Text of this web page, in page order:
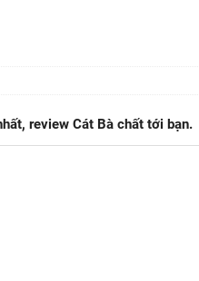
review Cát Bà chất tới bạn.